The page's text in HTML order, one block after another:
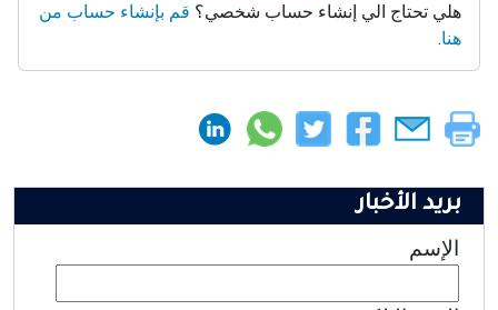
هلي تحتاج الي إنشاء حساب شخصي؟ قم بإنشاء حساب من
هنا.
بريد الأخبار
الإسم